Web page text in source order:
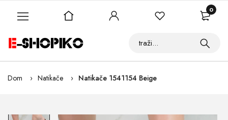
Dom Natikače Natikače 1541154 Beige
0